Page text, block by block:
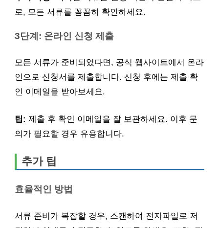
로, 모든 서류를 꼼꼼히 확인하세요.
3단계: 온라인 신청 제출
모든 서류가 준비되었다면, 공식 웹사이트에서 온라
인으로 신청서를 제출합니다. 신청 후에는 제출 확
인 이메일을 받아보세요.
팁: 제출 후 확인 이메일을 잘 보관하세요. 이후 문
의가 필요할 경우 유용합니다.
추가 팁
효율적인 방법
서류 준비가 복잡할 경우, 스캔하여 전자파일로 저